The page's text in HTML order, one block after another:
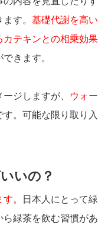
す。 基礎代謝を高い
テキンとの相乗効果
きます。
ジしますが、
ウォー
す。可能な限り取り入
いの？
。
日本人にとって緑
緑茶を飲む習慣があ